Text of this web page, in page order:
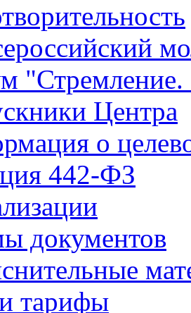
"Стремление.
Центра
о
442-ФЗ
документов
тарифы